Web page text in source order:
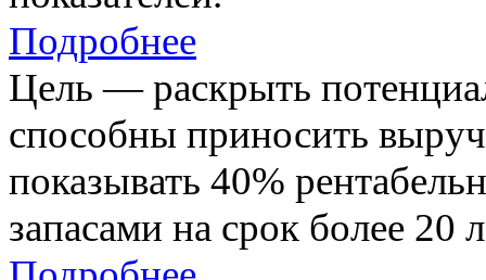
Подробнее
Цель — раскрыть
способны приносить
показывать 40%
запасами на срок более 20